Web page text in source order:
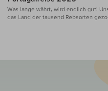
Was lange währt, wird endlich gut!
das Land der tausend Rebsorten